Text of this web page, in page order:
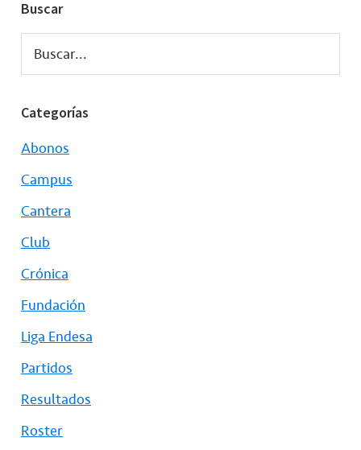
Buscar
Buscar...
Categorías
Abonos
Campus
Cantera
Club
Crónica
Fundación
Liga Endesa
Partidos
Resultados
Roster